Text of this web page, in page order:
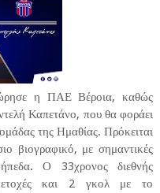
η ΠΑΕ Βέροια, καθώς
Καπετάνο, που θα φοράει
της Ημαθίας. Πρόκειται
βιογραφικό, με σημαντικές
Ο 33χρονος διεθνής
και 2 γκολ με το